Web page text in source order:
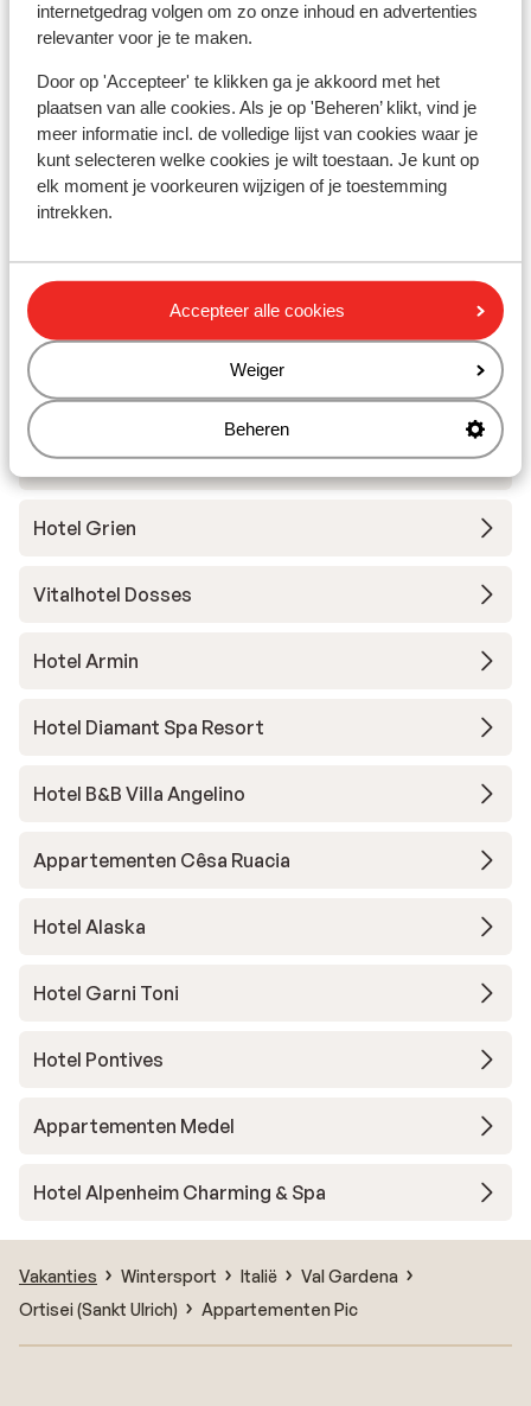
internetgedrag volgen om zo onze inhoud en advertenties
relevanter voor je te maken.
Door op 'Accepteer' te klikken ga je akkoord met het
plaatsen van alle cookies. Als je op 'Beheren’ klikt, vind je
meer informatie incl. de volledige lijst van cookies waar je
kunt selecteren welke cookies je wilt toestaan. Je kunt op
elk moment je voorkeuren wijzigen of je toestemming
intrekken.
Accepteer alle cookies
Weiger
Beheren
Skilessen
Skimateriaal
Andere accommodaties in Val
Gardena
Hotel Scherlin
Hotel Ingram
Hotel Pozzamanigoni
Hotel Digon
Hotel Grien
Vitalhotel Dosses
Hotel Armin
Hotel Diamant Spa Resort
Hotel B&B Villa Angelino
Appartementen Cêsa Ruacia
Hotel Alaska
Hotel Garni Toni
Hotel Pontives
Appartementen Medel
Hotel Alpenheim Charming & Spa
Vakanties Wintersport Italië
Val Gardena
Ortisei (Sankt Ulrich)
Appartementen Pic